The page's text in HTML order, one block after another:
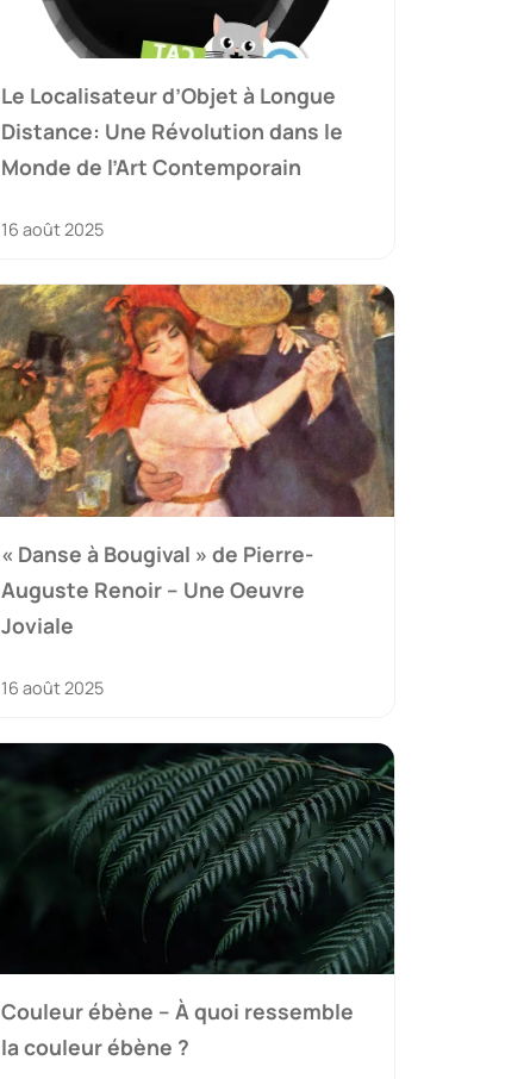
Le Localisateur d’Objet à Longue
Distance: Une Révolution dans le
Monde de l’Art Contemporain
16 août 2025
« Danse à Bougival » de Pierre-
Auguste Renoir – Une Oeuvre
Joviale
16 août 2025
Couleur ébène – À quoi ressemble
la couleur ébène ?